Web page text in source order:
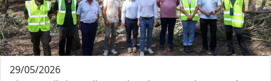
29/05/2026